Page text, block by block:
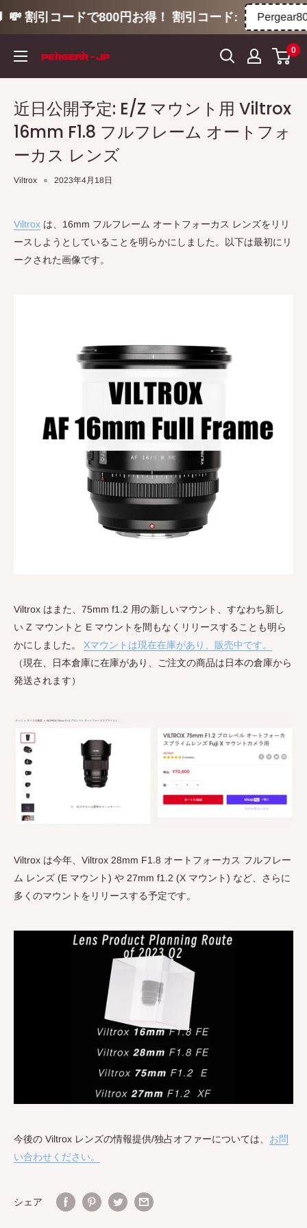
割引コードで800円お得！ 割引コード: Pergear800
テ
0
近日公開予定: E/Z マウント用 Viltrox
16mm F1.8 フルフレーム オートフォ
ーカス レンズ
Viltrox 2023年4月18日
Viltrox は、16mm フルフレーム オートフォーカス レンズをリリ
ースしようとしていることを明らかにしました。以下は最初にリ
ークされた画像です。
Viltrox はまた、75mm f1.2 用の新しいマウント、すなわち新し
い Z マウントと E マウントを間もなくリリースすることも明ら
かにしました。 Xマウントは現在在庫があり、販売中です。
（現在、日本倉庫に在庫があり、ご注文の商品は日本の倉庫から
発送されます）
Viltrox は今年、Viltrox 28mm F1.8 オートフォーカス フルフレー
ム レンズ (E マウント) や 27mm f1.2 (X マウント) など、さらに
多くのマウントをリリースする予定です。
今後の Viltrox レンズの情報提供/独占オファーについては、 お問
い合わせください。
シェア